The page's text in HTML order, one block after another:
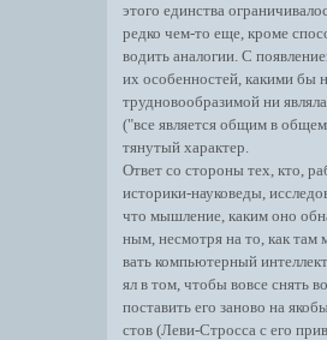
этого единства
редко чем-то еще, кроме
водить аналогии. С
их особенностей, какими бы
трудновообразимой ни
("все является общим в
тянутый характер.
Ответ со стороны тех, кто,
историки-науковеды,
что мышление, каким оно
ным, несмотря на то, как там
вать компьютерный
ял в том, чтобы вовсе снять
поставить его заново на
стов (Леви-Стросса с его